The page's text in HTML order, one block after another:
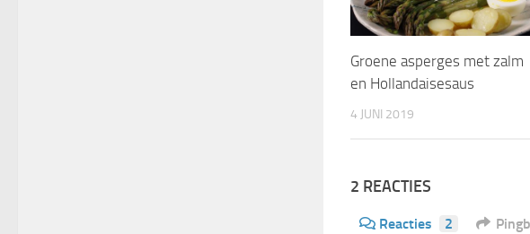
Groene asperges met zalm
en Hollandaisesaus
4 JUNI 2019
2 REACTIES
Reacties 2